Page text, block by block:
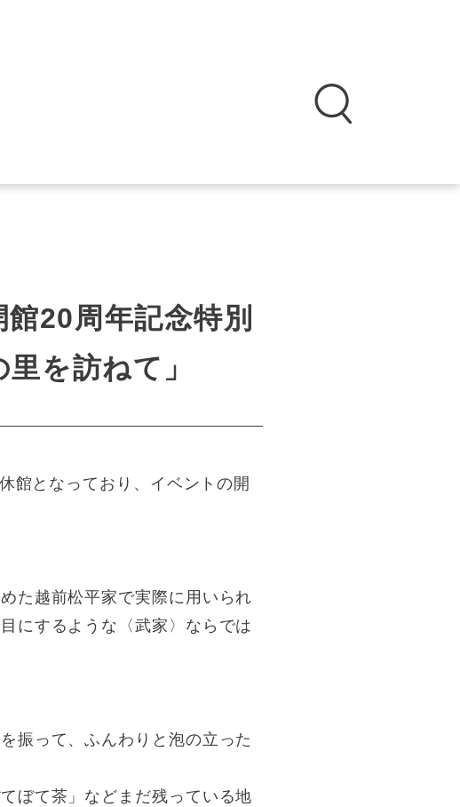
20周年記念特別
を訪ねて」
館となっており、イベントの開
た越前松平家で実際に用いられ
にするような〈武家〉ならでは
振って、ふんわりと泡の立った
ぼて茶」などまだ残っている地